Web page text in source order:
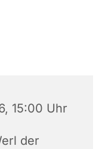
15:00 Uhr
der